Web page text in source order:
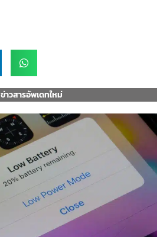
ข่าวสารอัพเดทใหม่